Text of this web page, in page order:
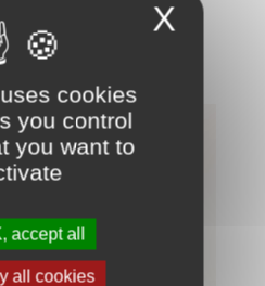
54,00
X
cookies
you control
you want to
accept all
all cookies